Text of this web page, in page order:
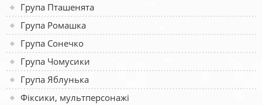
Група Пташенята
Група Ромашка
Група Сонечко
Група Чомусики
Група Яблунька
Фіксики, мультперсонажі